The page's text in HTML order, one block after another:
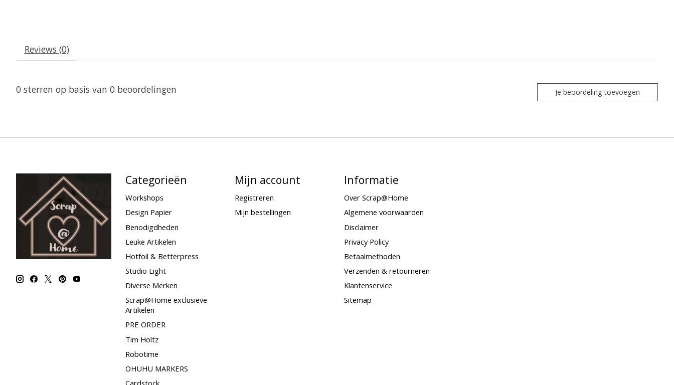
Reviews (0)
0 sterren op basis van 0 beoordelingen Je beoordeling toevoegen
Categorieën
Workshops
Design Papier
Benodigdheden
Leuke Artikelen
Hotfoil & Betterpress
Studio Light
Diverse Merken
Scrap@Home exclusieve
Artikelen
PRE ORDER
Tim Holtz
Robotime
OHUHU MARKERS
Mijn account
Registreren
Mijn bestellingen
Informatie
Over Scrap@Home
Algemene voorwaarden
Disclaimer
Privacy Policy
Betaalmethoden
Verzenden & retourneren
Klantenservice
Sitemap